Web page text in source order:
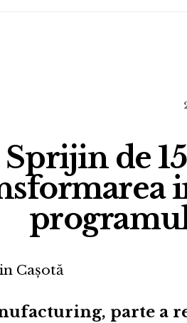
Sprijin de
Cașotă
parte a